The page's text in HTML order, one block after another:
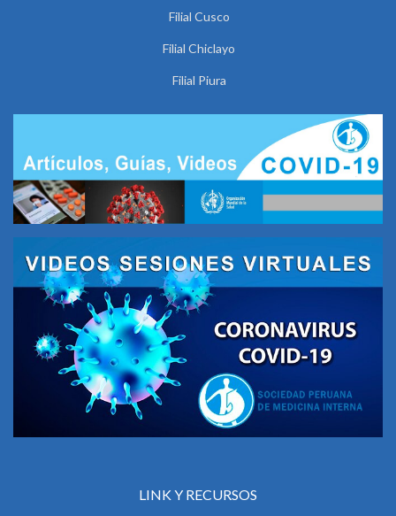
Filial Cusco
Filial Chiclayo
Filial Piura
LINK Y RECURSOS